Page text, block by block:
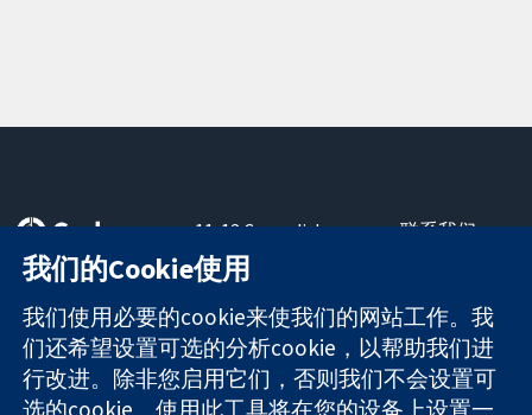
可信任的证据
知情决定
更完善的医疗健
康
11-13 Cavendish
Square
London
W1G 0AN
United Kingdom
联系我们
关于我们
工作机会
Cochrane
Library
我们的Cookie使用
我们使用必要的cookie来使我们的网站工作。我
们还希望设置可选的分析cookie，以帮助我们进
行改进。除非您启用它们，否则我们不会设置可
选的cookie。使用此工具将在您的设备上设置一